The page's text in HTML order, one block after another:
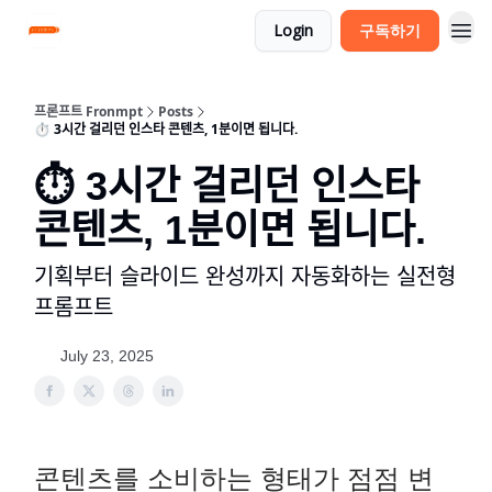
Login 구독하기
프론프트 Fronmpt
Posts
⏱ 3시간 걸리던 인스타 콘텐츠, 1분이면 됩니다.
⏱ 3시간 걸리던 인스타
콘텐츠, 1분이면 됩니다.
기획부터 슬라이드 완성까지 자동화하는 실전형
프롬프트
July 23, 2025
콘텐츠를 소비하는 형태가 점점 변